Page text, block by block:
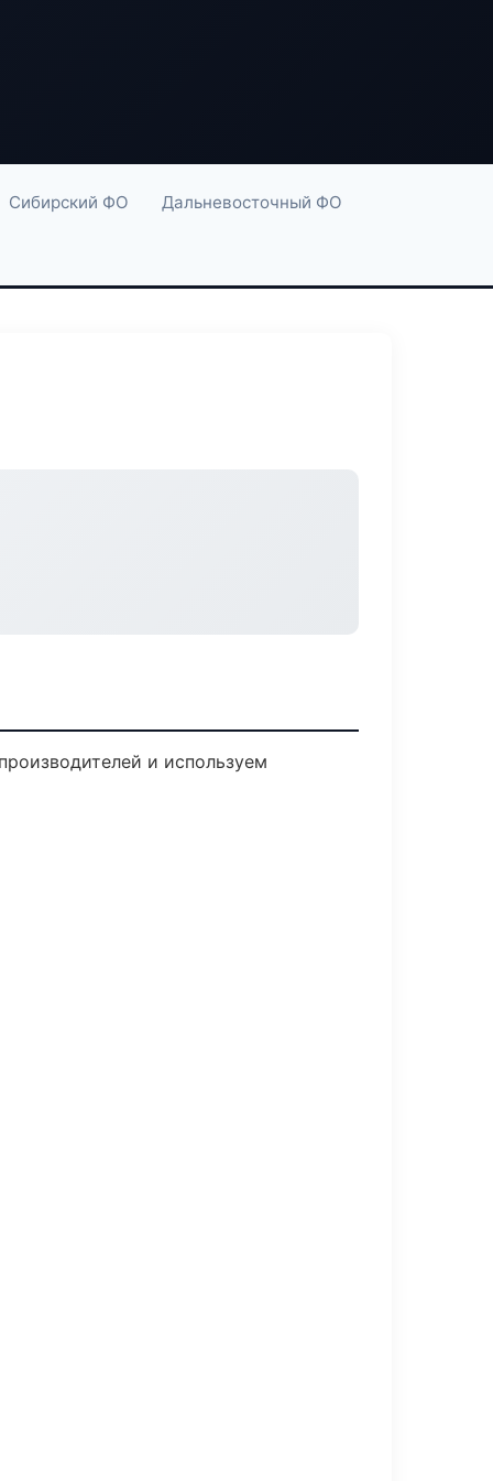
Сибирский ФО Дальневосточный ФО
и используем